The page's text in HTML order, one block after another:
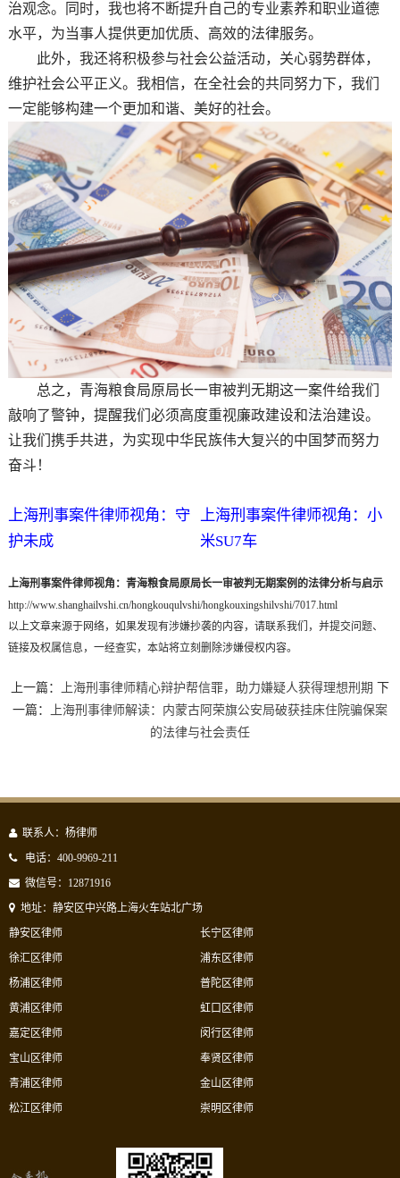
治观念。同时，我也将不断提升自己的专业素养和职业道德
水平，为当事人提供更加优质、高效的法律服务。
此外，我还将积极参与社会公益活动，关心弱势群体，
维护社会公平正义。我相信，在全社会的共同努力下，我们
一定能够构建一个更加和谐、美好的社会。
总之，青海粮食局原局长一审被判无期这一案件给我们
敲响了警钟，提醒我们必须高度重视廉政建设和法治建设。
让我们携手共进，为实现中华民族伟大复兴的中国梦而努力
奋斗！
上海刑事案件律师视角：守
护未成
上海刑事案件律师视角：小
米SU7车
上海刑事案件律师视角：青海粮食局原局长一审被判无期案例的法律分析与启示
http://www.shanghailvshi.cn/hongkouqulvshi/hongkouxingshilvshi/7017.html
以上文章来源于网络，如果发现有涉嫌抄袭的内容，请联系我们，并提交问题、
链接及权属信息，一经查实，本站将立刻删除涉嫌侵权内容。
上一篇： 上海刑事律师精心辩护帮信罪，助力嫌疑人获得理想刑期
下
一篇：
上海刑事律师解读：内蒙古阿荣旗公安局破获挂床住院骗保案
的法律与社会责任
联系人：杨律师
电话：400-9969-211
微信号：12871916
地址：静安区中兴路上海火车站北广场
静安区律师
徐汇区律师
杨浦区律师
黄浦区律师
长宁区律师
浦东区律师
普陀区律师
虹口区律师
嘉定区律师
宝山区律师
青浦区律师
松江区律师
闵行区律师
奉贤区律师
金山区律师
崇明区律师